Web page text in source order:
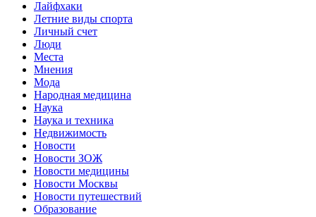
Лайфхаки
Летние виды спорта
Личный счет
Люди
Места
Мнения
Мода
Народная медицина
Наука
Наука и техника
Недвижимость
Новости
Новости ЗОЖ
Новости медицины
Новости Москвы
Новости путешествий
Образование